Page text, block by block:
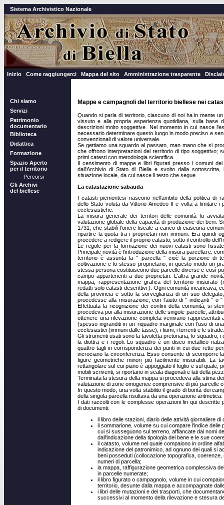
Sistema Archivistico Nazionale
Inizio Come raggiungerci Mappa del sito Amministrazione trasparente
Chi siamo
Servizi
Patrimonio
documentario
Biblioteca
Didattica
Formazione
Spazio Aperto
per il territorio
Percorsi
Gli Archivi
del biellese
Mappe e campagnoli del territorio biellese nei
Quando si parla di territorio, ciascuno di noi ha in mente
vissuto e alla propria esperienza quotidiana, sulla base
descrizioni molto soggettive. Nel momento in cui nasce
necessario determinare questo luogo in modo preciso e
convenzionali di valore universale.
Se gettiamo una sguardo al passato, man mano che si
che offrono interpretazioni del territorio di tipo soggettivo;
primi catasti con metodologia scientifica.
Il censimento di mappe e libri figurati presso i comuni
dall'Archivio di Stato di Biella e svolto dalla
situazione locale, da cui nasce il testo che segue.
La catastazione sabauda
I catasti piemontesi nascono nell'ambito della politica di
dello Stato voluta da Vittorio Amedeo II e volta a limitare i
ecclesiastiche.
La misura generale dei territori delle comunità fu
valutazione globale della capacità di produzione dei beni.
1731, che stabilì l'onere fiscale a carico di ciascuna
ripartire la quota tra i proprietari non immuni. Era quindi
procedere a redigere il proprio catasto, sotto il controllo
Le regole per la formazione dei nuovi catasti sono
Principale novità è l'introduzione della misura parcellare:
territorio è assunta la " parcella " cioè la porzione di
coltivazione e lo stesso proprietario, in questo modo un
stessa persona costituiscono due parcelle diverse e così
campo appartenenti a due proprietari. L'altra grande
mappa, rappresentazione grafica del territorio misurato
redatti solo catasti descrittivi ). Ogni comunità incaricava,
della provincia e sotto la sorveglianza di un suo
procedesse alla misurazione, con l'aiuto di " indicanti " o
Effettuata la ricognizione dei confini della comunità, si
procedeva poi alla misurazione delle singole parcelle,
ottenere una rilevazione completa venivano rappresentati
(spesso ingranditi in un riquadro marginale con l'uso di
ecclesiastici (immuni dalle tasse), i fiumi, i torrenti e le strade.
Gli strumenti usati sono la tavoletta pretoriana, lo squadro, i
la diottra e i regoli. Lo squadro è un disco metallico
quattro tagli in corrispondenza dei punti in cui due rette
incrociano la circonferenza. Esso consente di scomporre
figure geometriche minori più facilmente misurabili. La
rettangolare sul cui piano è appoggiato il foglio e sul quale,
mobili scriventi, si riportano in scala diagonali e lati della
Terminata la stesura della mappa si procedeva alla stima
valutazione di zone omogenee comprensive di più parcelle
In questo modo, una volta stabilito il grado di bontà dei
della singola parcella risultava da una operazione aritmetica.
I dati raccolti con le complesse operazioni fin qui descritte
di documenti:
il libro delle stazioni, diario delle attività giornaliere di
il sommarione, volume su cui compare l'indice delle
cui si susseguono sul terreno, affiancate dai nomi
dall'indicazione della tipologia del bene e le sue
il catasto, volume nel quale compaiono in ordine
indicazione del patronimico, ad ognuno dei quali si
beni posseduti (collocazione topografica,
numeri di parcella;
la mappa, raffigurazione geometrica complessiva
in parcelle numerate;
il libro figurato o campagnolo, volume in cui
territorio, desunte dalla mappa e accompagnate
i libri delle mutazioni e dei trasporti, che
successivi al momento della rilevazione e stesura